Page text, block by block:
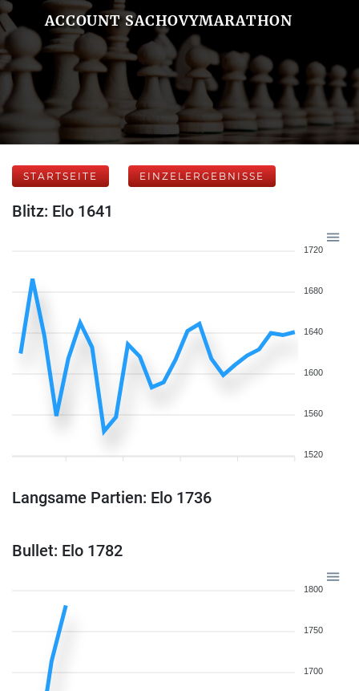
ACCOUNT SACHOVYMARATHON
STARTSEITE EINZELERGEBNISSE
Blitz: Elo 1641
1720
1680
1640
1600
1560
1520
Langsame Partien: Elo 1736
Bullet: Elo 1782
1800
1750
1700